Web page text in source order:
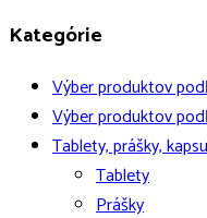
Kategórie
Výber produktov
Výber produktov
Tablety, prášky,
Tablety
Prášky